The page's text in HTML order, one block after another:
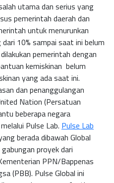
utama dan serius yang
pemerintah daerah dan
untuk menurunkan
10% sampai saat ini belum
pemerintah dengan
kemiskinan belum
yang ada saat ini.
dan penanggulangan
Nation (Persatuan
beberapa negara
Pulse Lab. Pulse Lab
berada dibawah Global
proyek dari
PPN/Bappenas
(PBB). Pulse Global ini